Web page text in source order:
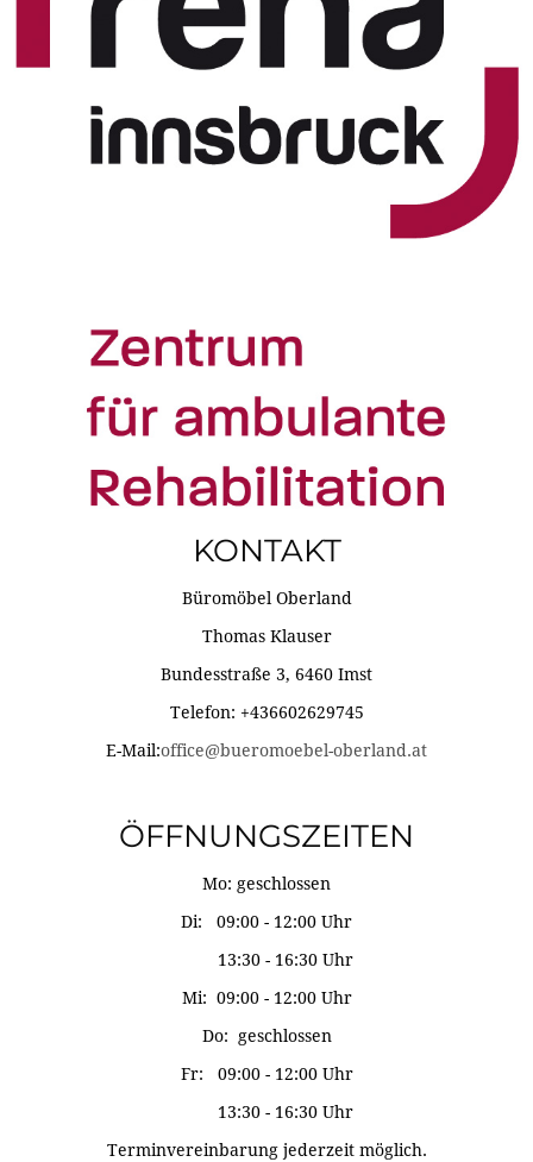
KONTAKT
Büromöbel Oberland
Thomas Klauser
Bundesstraße 3, 6460 Imst
Telefon: +436602629745
E-Mail:office@bueromoebel-oberland.at
ÖFFNUNGSZEITEN
Mo: geschlossen
Di: 09:00 - 12:00 Uhr
13:30 - 16:30 Uhr
Mi: 09:00 - 12:00 Uhr
Do: geschlossen
Fr: 09:00 - 12:00 Uhr
13:30 - 16:30 Uhr
Terminvereinbarung jederzeit möglich.